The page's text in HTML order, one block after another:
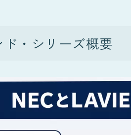
ド・シリーズ概要